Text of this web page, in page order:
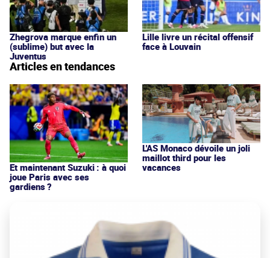
Zhegrova marque enfin un
(sublime) but avec la
Juventus
Lille livre un récital offensif
face à Louvain
Articles en tendances
Et maintenant Suzuki : à quoi
joue Paris avec ses
gardiens ?
L'AS Monaco dévoile un joli
maillot third pour les
vacances